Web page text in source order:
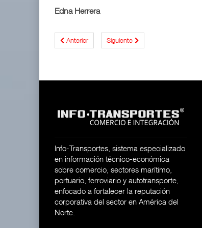
Edna Herrera
Anterior Siguiente
Info-Transportes, sistema especializado
en información técnico-económica
sobre comercio, sectores marítimo,
portuario, ferroviario y autotransporte,
enfocado a fortalecer la reputación
corporativa del sector en América del
Norte.
Lala Yomi® y Toy Story
Industria tequilera presenta
l
28 JUL 2026
Toyota GR Yaris Aero
MG GO! y MG Cyber
Concept: Los
21 JUL 2026